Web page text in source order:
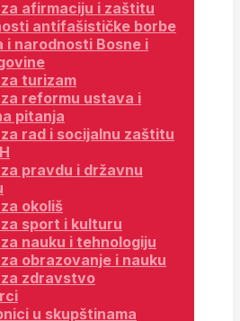
afirmaciju i zaštitu
antifašističke borbe
i narodnosti Bosne i
turizam
reformu ustava i
pitanja
rad i socijalnu zaštitu
pravdu i državnu
okoliš
sport i kulturu
nauku i tehnologiju
obrazovanje i nauku
zdravstvo
u skupštinama